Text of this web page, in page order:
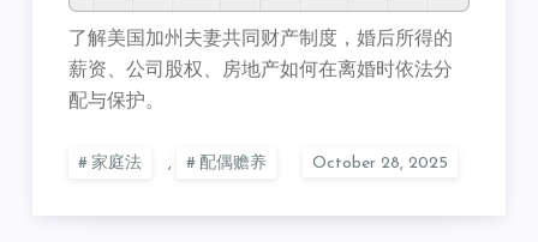
了解美国加州夫妻共同财产制度，婚后所得的
薪资、公司股权、 房地产如何在离婚时依法分
配与保护。
家庭法 , 配偶赡养